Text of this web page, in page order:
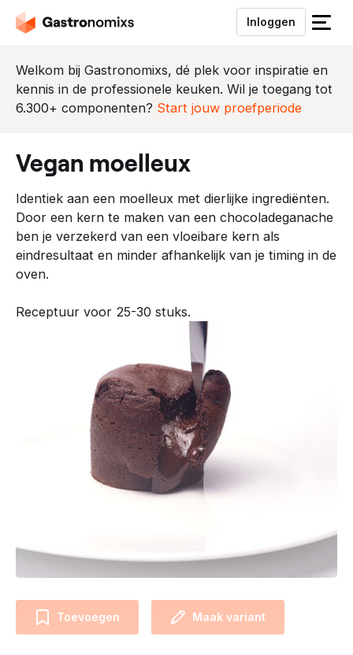
Inloggen
S
u
i
e
n
Welkom bij Gastronomixs, dé plek voor inspiratie en
kennis in de professionele keuken. Wil je toegang tot
6.300+ componenten? Start jouw proefperiode
vegan moelleux
Identiek aan een moelleux met dierlijke ingrediënten.
Door een kern te maken van een chocoladeganache
ben je verzekerd van een vloeibare kern als
eindresultaat en minder afhankelijk van je timing in de
oven.
Receptuur voor 25-30 stuks.
Toevoegen Maak variant